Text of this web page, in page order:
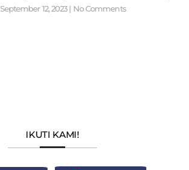
September 12, 2023 No Comments
IKUTI KAMI!